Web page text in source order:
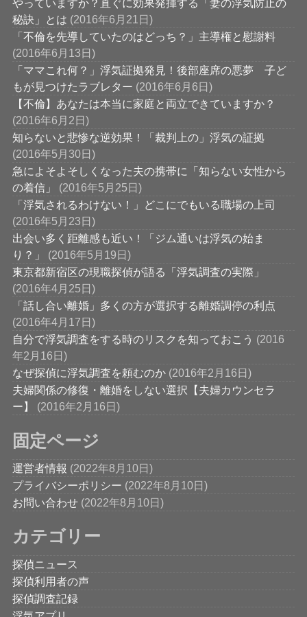
やっていますか？直ぐに効果発揮する「妻の浮気防止の
秘訣」とは (2016年6月21日)
「不倫を先導していたのはどっち？」主導権と慰謝料
(2016年6月13日)
「ママこれ何？」浮気証拠発見！後部座席の悪夢 子ど
もが見つけたラブレター (2016年6月6日)
【不倫】あなたは本当に家庭と両立できていますか？
(2016年6月2日)
知らないと悲惨な逆効果！「裁判上の」浮気の証拠
(2016年5月30日)
急によそよそしくなった夫の携帯に「知らない女性から
の着信」
(2016年5月25日)
「浮気されるわけない！」どこにでもいる職場の上司
(2016年5月23日)
出会い多く距離感も近い！「ジム通いは浮気の始ま
り？」
(2016年5月19日)
東京都新宿区の現職探偵が語る「浮気調査の実際」
(2016年4月25日)
「話し合い離婚」多くの方が選択する離婚調停の利点
(2016年4月17日)
自分で浮気調査をする時のリスクを知っておこう (2016
年2月16日)
なぜ探偵に浮気調査を頼むのか (2016年2月16日)
夫婦関係の修復・離婚をしない選択【夫婦カウンセラ
ー】
(2016年2月16日)
固定ページ
運営者情報 (2022年8月10日)
プライバシーポリシー (2022年8月10日)
お問い合わせ (2022年8月10日)
カテゴリー
探偵ニュース
探偵利用者の声
探偵調査記録